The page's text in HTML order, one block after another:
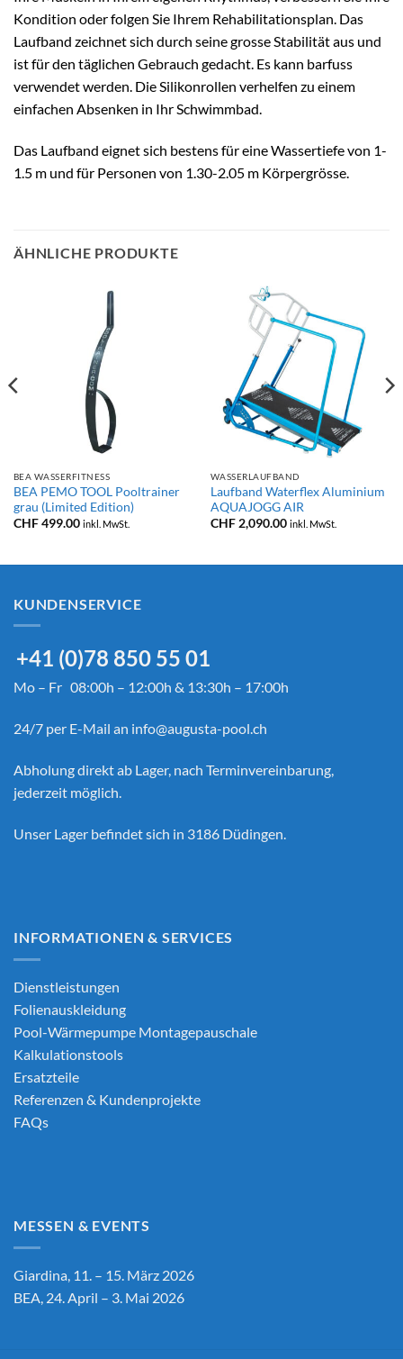
Kondition oder folgen Sie Ihrem Rehabilitationsplan. Das
Laufband zeichnet sich durch seine grosse Stabilität aus und
ist für den täglichen Gebrauch gedacht. Es kann barfuss
verwendet werden. Die Silikonrollen verhelfen zu einem
einfachen Absenken in Ihr Schwimmbad.
Das Laufband eignet sich bestens für eine Wassertiefe von 1-
1.5 m und für Personen von 1.30-2.05 m Körpergrösse.
ÄHNLICHE PRODUKTE
BEA WASSERFITNESS
BEA PEMO TOOL Pooltrainer
grau (Limited Edition)
CHF499.00 inkl. MwSt.
WASSERLAUFBAND
Laufband Waterflex Aluminium
AQUAJOGG AIR
CHF2,090.00 inkl. MwSt.
KUNDENSERVICE
+41 (0)78 850 55 01
Mo – Fr 08:00h – 12:00h & 13:30h – 17:00h
24/7 per E-Mail an info@augusta-pool.ch
Abholung direkt ab Lager, nach Terminvereinbarung,
jederzeit möglich.
Unser Lager befindet sich in 3186 Düdingen.
INFORMATIONEN & SERVICES
Dienstleistungen
Folienauskleidung
Pool-Wärmepumpe Montagepauschale
Kalkulationstools
Ersatzteile
Referenzen & Kundenprojekte
FAQs
MESSEN & EVENTS
Giardina, 11. – 15. März 2026
BEA, 24. April – 3. Mai 2026